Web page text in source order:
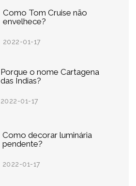
Como Tom Cruise não
envelhece?
2022-01-17
Porque o nome Cartagena
das Índias?
2022-01-17
Como decorar luminária
pendente?
2022-01-17